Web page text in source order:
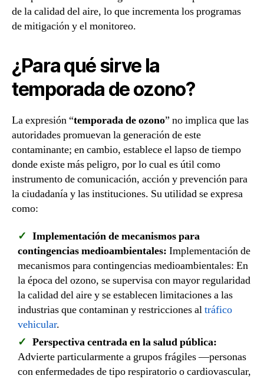
de la calidad del aire, lo que incrementa los programas
de mitigación y el monitoreo.
¿Para qué sirve la
temporada de ozono?
La expresión “temporada de ozono” no implica que las
autoridades promuevan la generación de este
contaminante; en cambio, establece el lapso de tiempo
donde existe más peligro, por lo cual es útil como
instrumento de comunicación, acción y prevención para
la ciudadanía y las instituciones. Su utilidad se expresa
como:
Implementación de mecanismos para
contingencias medioambientales: Implementación de
mecanismos para contingencias medioambientales: En
la época del ozono, se supervisa con mayor regularidad
la calidad del aire y se establecen limitaciones a las
industrias que contaminan y restricciones altráfico
vehicular.
Perspectiva centrada en la salud pública:
Advierte particularmente a grupos frágiles —personas
con enfermedades de tipo respiratorio o cardiovascular,